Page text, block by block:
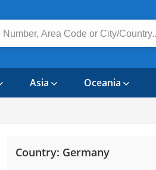
Asia Oceania
Country: Germany